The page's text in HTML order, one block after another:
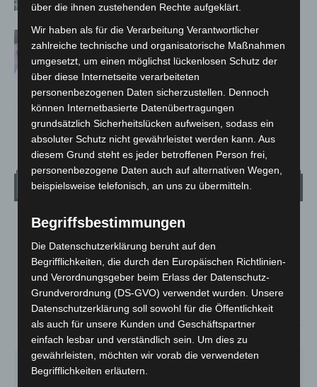
Polizei Langenhagen testet Aufnahme
von Anzeigen per Videochat
Wetter
LANGENHAGEN
Bedeckt
16.5°C 17.8 °
15.6°
78% 1.3m/s 94%
27° 33°
über die ihnen zustehenden Rechte aufgeklärt.
Wir haben als für die Verarbeitung Verantwortlicher
zahlreiche technische und organisatorische Maßnahmen
umgesetzt, um einen möglichst lückenlosen Schutz der
über diese Internetseite verarbeiteten
personenbezogenen Daten sicherzustellen. Dennoch
können Internetbasierte Datenübertragungen
grundsätzlich Sicherheitslücken aufweisen, sodass ein
absoluter Schutz nicht gewährleistet werden kann. Aus
diesem Grund steht es jeder betroffenen Person frei,
personenbezogene Daten auch auf alternativen Wegen,
beispielsweise telefonisch, an uns zu übermitteln.
Begriffsbestimmungen
Die Datenschutzerklärung beruht auf den
Begrifflichkeiten, die durch den Europäischen Richtlinien-
und Verordnungsgeber beim Erlass der Datenschutz-
Grundverordnung (DS-GVO) verwendet wurden. Unsere
Datenschutzerklärung soll sowohl für die Öffentlichkeit
als auch für unsere Kunden und Geschäftspartner
einfach lesbar und verständlich sein. Um dies zu
gewährleisten, möchten wir vorab die verwendeten
Begrifflichkeiten erläutern.